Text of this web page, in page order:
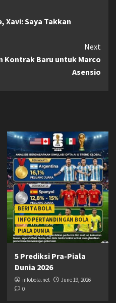
Xavi: Saya Takkan
Next
Kontrak Baru untuk Marco
Asensio
BERITA BOLA
INFO PERTANDINGAN BOLA
PIALA DUNIA
5 Prediksi Pra-Piala
Dunia 2026
infobola.net
June 19, 2026
0